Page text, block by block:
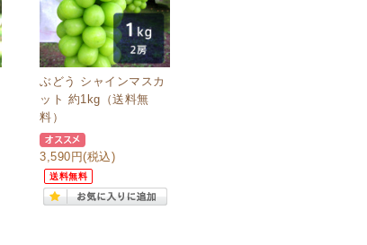
ぶどう シャインマスカ
ット 約1kg（送料無
料）
3,590円(税込)
送料無料